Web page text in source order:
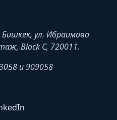
Бишкек, ул. Ибраимова
Block C, 720011.
и 909058